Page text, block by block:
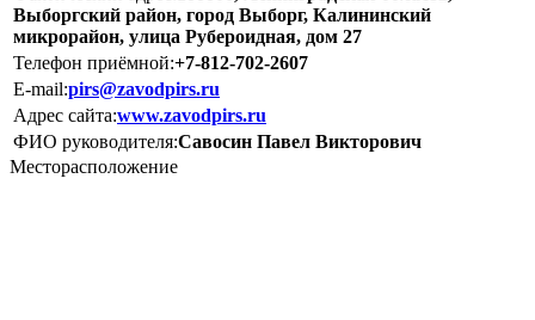
Выборгский район, город Выборг, Калининский
микрорайон, улица Рубероидная, дом 27
Телефон приёмной:+7-812-702-2607
E-mail:pirs@zavodpirs.ru
Адрес сайта:www.zavodpirs.ru
ФИО руководителя:Савосин Павел Викторович
Месторасположение